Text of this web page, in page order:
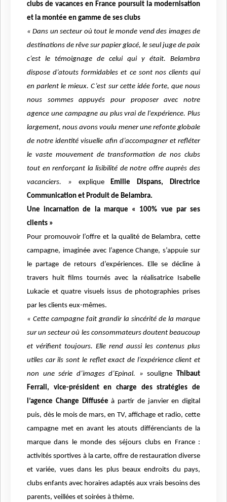
clubs de vacances en France poursuit la modernisation
et la montée en gamme de ses clubs
« Dans un secteur où tout le monde vend des images de
destinations de rêve sur papier glacé, le seul juge de paix
c’est le témoignage de celui qui y était. Belambra
dispose d’atouts formidables et ce sont nos clients qui
en parlent le mieux. C’est sur cette idée forte, que nous
nous sommes appuyés pour proposer avec notre
agence une campagne au plus vrai de l'expérience. Plus
largement, nous avons voulu mener une refonte globale
de notre identité visuelle afin d’accompagner et refléter
le vaste mouvement de transformation de nos clubs
tout en renforçant la lisibilité de notre offre auprès des
vacanciers. »
expliqueEmilie Dispans, Directrice
Communication et Produit de Belambra.
Une incarnation de la marque « 100% vue par ses
clients »
Pour promouvoir l’offre et la qualité de Belambra, cette
campagne, imaginée avec l’agence Change, s’appuie sur
le partage de retours d’expériences. Elle se décline à
travers huit films tournés avec la réalisatrice Isabelle
Lukacie et quatre visuels issus de photographies prises
par les clients eux-mêmes.
« Cette campagne fait grandir la sincérité de la marque
sur un secteur où les consommateurs doutent beaucoup
et vérifient toujours. Elle rend aussi les contenus plus
utiles car ils sont le reflet exact de l’expérience client et
non une série d’images d’Epinal. »souligne
Thibaut
Ferrali, vice-président en charge des stratégies de
l’agence Change Diffuséeà partir de janvier en digital
puis, dès le mois de mars, en TV, affichage et radio, cette
campagne met en avant les atouts différenciants de la
marque dans le monde des séjours clubs en France :
activités sportives à la carte, offre de restauration diverse
et variée, vues dans les plus beaux endroits du pays,
clubs enfants avec horaires adaptés aux vrais besoins des
parents, veillées et soirées à thème.